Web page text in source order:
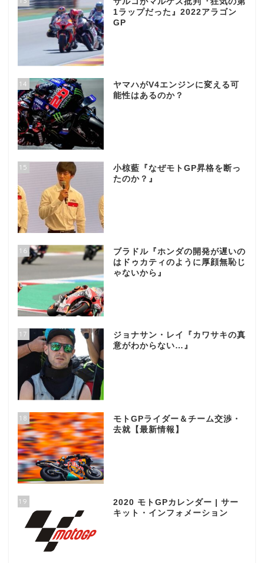
1ラップだった』2022アラゴン
GP
14
ヤマハがV4エンジンに変える可
能性はあるのか？
15
小椋藍『なぜモトGP昇格を断っ
たのか？』
16
ブラドル『ホンダの開発が遅いの
はドゥカティのように厚顔無恥じ
ゃないから』
17
ジョナサン・レイ『カワサキの真
意がわからない…』
18
モトGPライダー＆チーム交渉・
去就【最新情報】
19
2020 モトGPカレンダー | サー
キット・インフォメーション